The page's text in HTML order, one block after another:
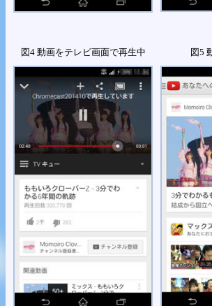
図4 動画をテレビ画面で再生中 図5